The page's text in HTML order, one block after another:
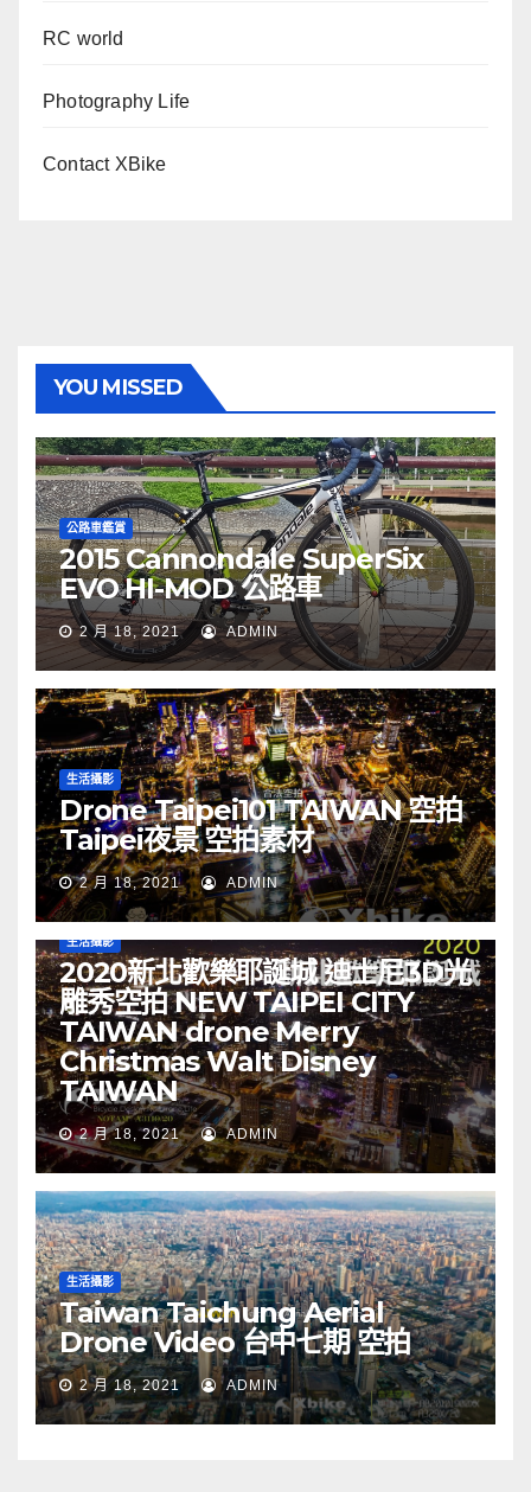
RC world
Photography Life
Contact XBike
YOU MISSED
公路車鑑賞
2015 Cannondale SuperSix
EVO HI-MOD 公路車
2 月 18, 2021 ADMIN
生活攝影
Drone Taipei101 TAIWAN 空拍
Taipei夜景 空拍素材
2 月 18, 2021 ADMIN
生活攝影
2020新北歡樂耶誕城 迪士尼3D光
雕秀空拍 NEW TAIPEI CITY
TAIWAN drone Merry
Christmas Walt Disney
TAIWAN
2 月 18, 2021 ADMIN
生活攝影
Taiwan Taichung Aerial
Drone Video 台中七期 空拍
2 月 18, 2021 ADMIN